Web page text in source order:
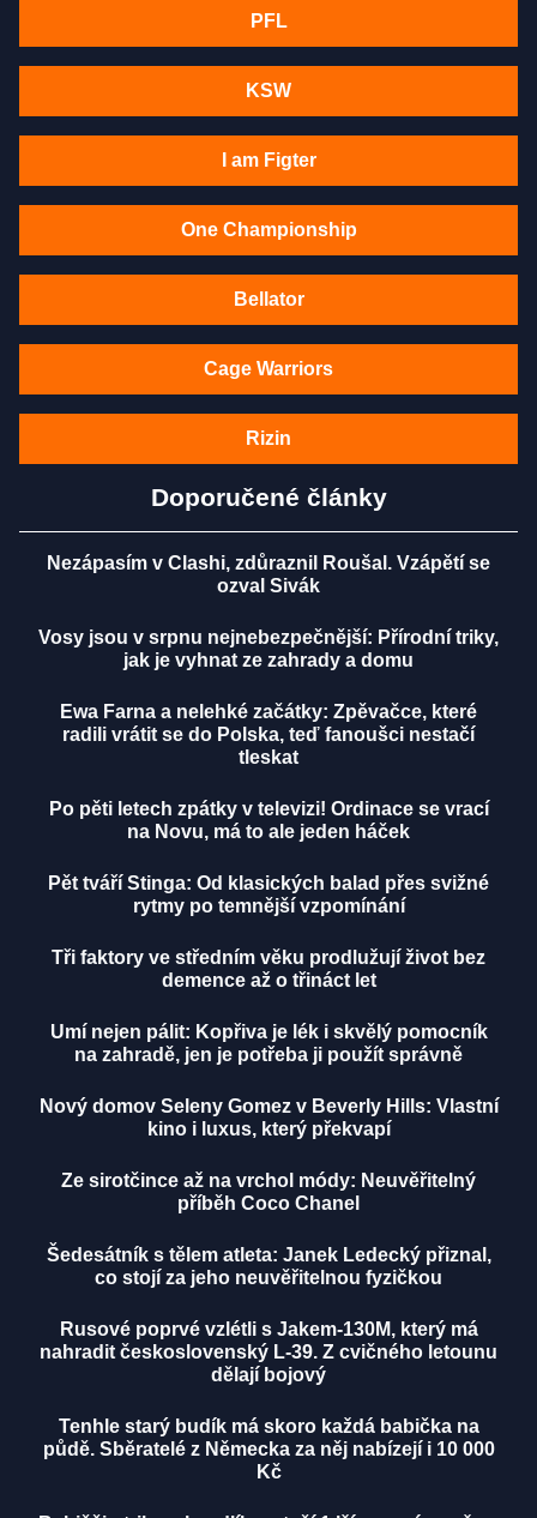
PFL
KSW
I am Figter
One Championship
Bellator
Cage Warriors
Rizin
Doporučené články
Nezápasím v Clashi, zdůraznil Roušal. Vzápětí se
ozval Sivák
Vosy jsou v srpnu nejnebezpečnější: Přírodní triky,
jak je vyhnat ze zahrady a domu
Ewa Farna a nelehké začátky: Zpěvačce, které
radili vrátit se do Polska, teď fanoušci nestačí
tleskat
Po pěti letech zpátky v televizi! Ordinace se vrací
na Novu, má to ale jeden háček
Pět tváří Stinga: Od klasických balad přes svižné
rytmy po temnější vzpomínání
Tři faktory ve středním věku prodlužují život bez
demence až o třináct let
Umí nejen pálit: Kopřiva je lék i skvělý pomocník
na zahradě, jen je potřeba ji použít správně
Nový domov Seleny Gomez v Beverly Hills: Vlastní
kino i luxus, který překvapí
Ze sirotčince až na vrchol módy: Neuvěřitelný
příběh Coco Chanel
Šedesátník s tělem atleta: Janek Ledecký přiznal,
co stojí za jeho neuvěřitelnou fyzičkou
Rusové poprvé vzlétli s Jakem-130M, který má
nahradit československý L-39. Z cvičného letounu
dělají bojový
Tenhle starý budík má skoro každá babička na
půdě. Sběratelé z Německa za něj nabízejí i 10 000
Kč